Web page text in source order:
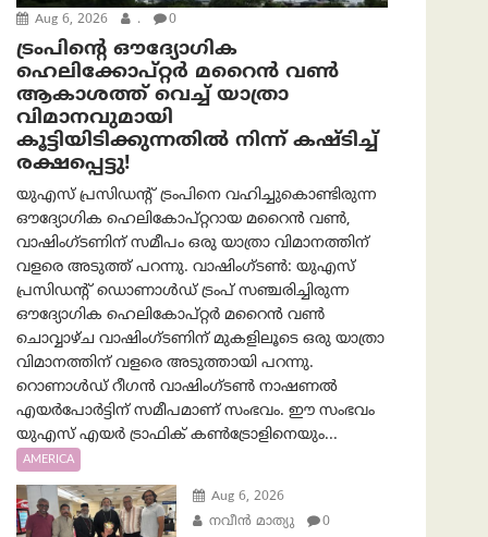
Aug 6, 2026 . 0
ട്രം‌പിന്റെ ഔദ്യോഗിക
ഹെലിക്കോപ്റ്റര്‍ മറൈന്‍ വണ്‍
ആകാശത്ത് വെച്ച് യാത്രാ
വിമാനവുമായി
കൂട്ടിയിടിക്കുന്നതിൽ നിന്ന് കഷ്ടിച്ച്
രക്ഷപ്പെട്ടു!
യുഎസ് പ്രസിഡന്റ് ട്രംപിനെ വഹിച്ചുകൊണ്ടിരുന്ന
ഔദ്യോഗിക ഹെലികോപ്റ്ററായ മറൈൻ വൺ,
വാഷിംഗ്ടണിന് സമീപം ഒരു യാത്രാ വിമാനത്തിന്
വളരെ അടുത്ത് പറന്നു. വാഷിംഗ്ടണ്‍: യുഎസ്
പ്രസിഡന്റ് ഡൊണാൾഡ് ട്രംപ് സഞ്ചരിച്ചിരുന്ന
ഔദ്യോഗിക ഹെലികോപ്റ്റർ മറൈൻ വൺ
ചൊവ്വാഴ്ച വാഷിംഗ്ടണിന് മുകളിലൂടെ ഒരു യാത്രാ
വിമാനത്തിന് വളരെ അടുത്തായി പറന്നു.
റൊണാൾഡ് റീഗൻ വാഷിംഗ്ടൺ നാഷണൽ
എയർപോർട്ടിന് സമീപമാണ് സംഭവം. ഈ സംഭവം
യുഎസ് എയർ ട്രാഫിക് കൺട്രോളിനെയും...
AMERICA
Aug 6, 2026
നവീൻ മാത്യു
0